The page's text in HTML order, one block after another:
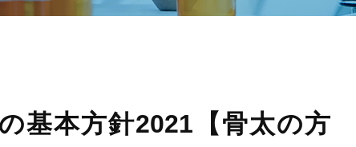
基本方針2021【骨太の方